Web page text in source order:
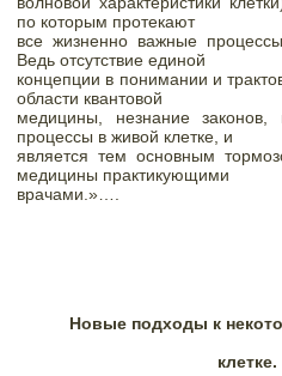
по которым протекают
все жизненно важные
Ведь отсутствие единой
концепции в понимании и
области квантовой
медицины, незнание
процессы в живой клетке, и
является тем основным
медицины практикующими
врачами.»….
Новые подходы к
клетке.